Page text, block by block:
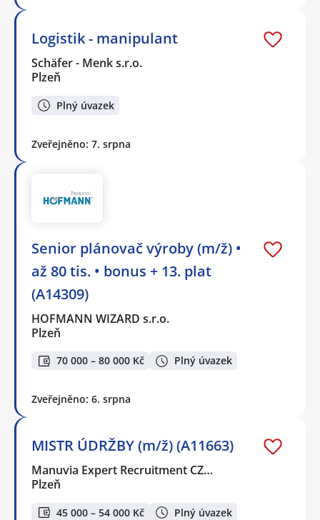
Logistik - manipulant
Schäfer - Menk s.r.o.
Plzeň
Plný úvazek
Zveřejněno: 7. srpna
Senior plánovač výroby (m/ž) •
až 80 tis. • bonus + 13. plat
(A14309)
HOFMANN WIZARD s.r.o.
Plzeň
70 000 – 80 000 Kč Plný úvazek
Zveřejněno: 6. srpna
MISTR ÚDRŽBY (m/ž) (A11663)
Manuvia Expert Recruitment CZ…
Plzeň
45 000 – 54 000 Kč Plný úvazek